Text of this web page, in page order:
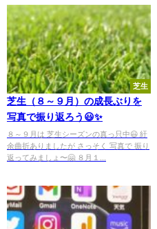
芝生
芝生（８～９月）の成長ぶりを
写真で振り返ろう😃✨
８～９月は 芝生シーズンの真っ只中😃 紆
余曲折ありましたが さっそく 写真で 振り
返ってみましょ〜🤗 ８月１...